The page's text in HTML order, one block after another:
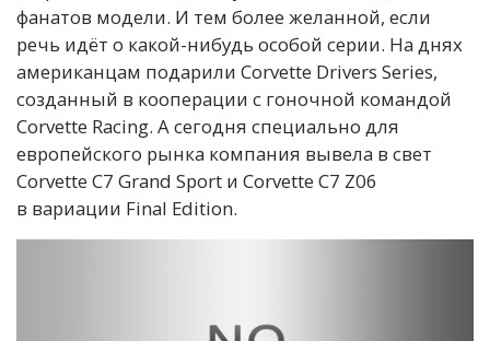
фанатов модели. И тем более желанной, если
речь идёт о какой-нибудь особой серии. На днях
американцам подарили Corvette Drivers Series,
созданный в кооперации с гоночной командой
Corvette Racing. А сегодня специально для
европейского рынка компания вывела в свет
Corvette C7 Grand Sport и Corvette C7 Z06
в вариации Final Edition.